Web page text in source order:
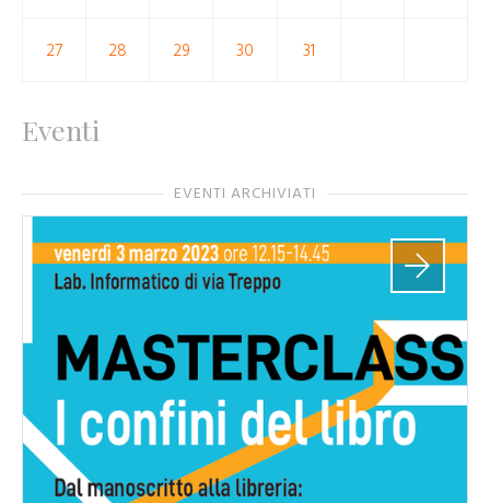
27 28 29 30 31
Eventi
EVENTI ARCHIVIATI